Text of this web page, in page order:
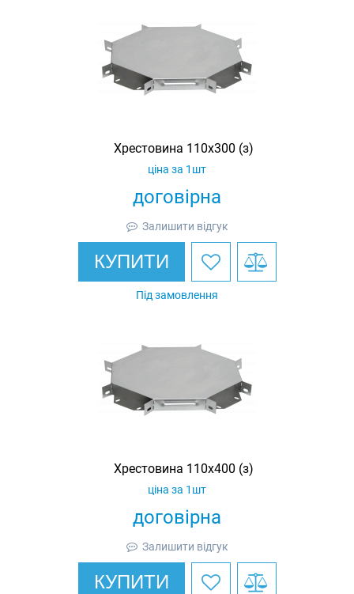
Хрестовина 110х300 (з)
договірна
ціна за 1шт
Залишити відгук
КУПИТИ
Під замовлення
Хрестовина 110х400 (з)
договірна
ціна за 1шт
Залишити відгук
КУПИТИ